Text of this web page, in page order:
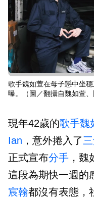
歌手魏如萱在母子戀中坐
曝。（圖／翻攝自魏如萱、
現年42歲的歌手魏
Ian ，意外捲入了
正式宣布分手 ，
這段為期快一週的
宸翰都沒有表態，